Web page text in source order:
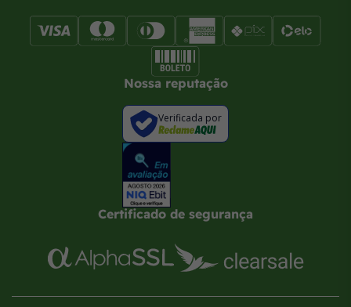
Nossa reputação
Verificada por
Certificado de segurança